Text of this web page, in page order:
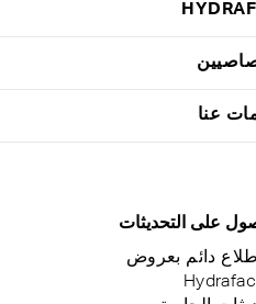
عنا
على التحديثات
دائم بعروض